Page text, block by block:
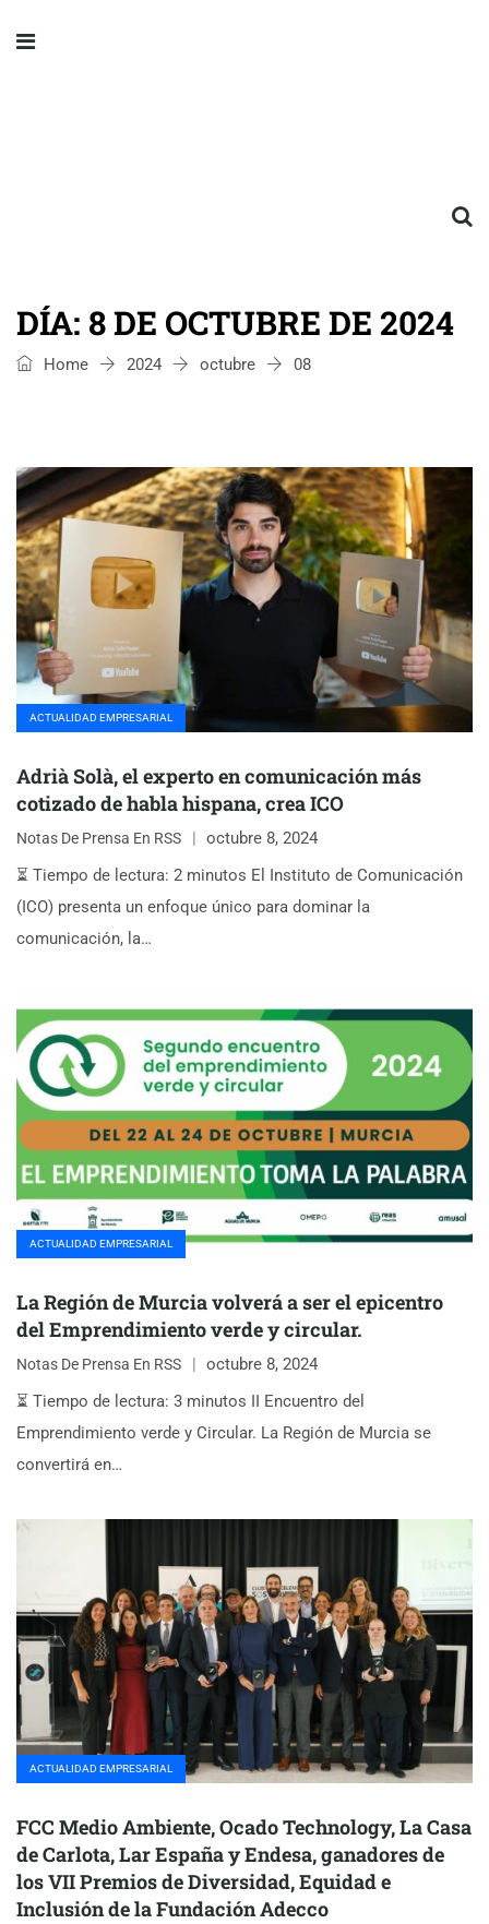
DÍA: 8 DE OCTUBRE DE 2024
Home 2024 octubre 08
ACTUALIDAD EMPRESARIAL
Adrià Solà, el experto en comunicación más
cotizado de habla hispana, crea ICO
Notas De Prensa En RSS
octubre 8, 2024
⏳ Tiempo de lectura: 2 minutos El Instituto de Comunicación
(ICO) presenta un enfoque único para dominar la
comunicación, la…
ACTUALIDAD EMPRESARIAL
La Región de Murcia volverá a ser el epicentro
del Emprendimiento verde y circular.
Notas De Prensa En RSS
octubre 8, 2024
⏳ Tiempo de lectura: 3 minutos II Encuentro del
Emprendimiento verde y Circular. La Región de Murcia se
convertirá en…
ACTUALIDAD EMPRESARIAL
FCC Medio Ambiente, Ocado Technology, La Casa
de Carlota, Lar España y Endesa, ganadores de
los VII Premios de Diversidad, Equidad e
Inclusión de la Fundación Adecco